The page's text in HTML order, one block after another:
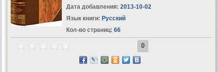
Дата добавления: 2013-10-02
Язык книги: Русский
Кол-во страниц: 66
0